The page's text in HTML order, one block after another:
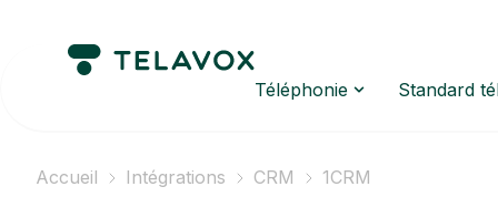
Téléphonie Standard
Accueil Intégrations CRM 1CRM